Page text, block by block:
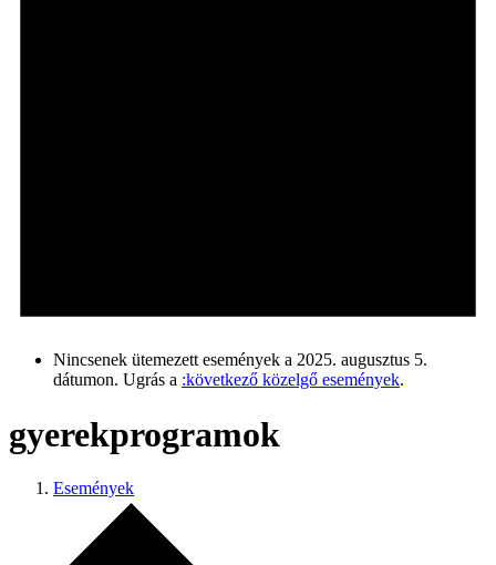
Nincsenek ütemezett események a 2025. augusztus 5.
dátumon. Ugrás a :következő közelgő események.
gyerekprogramok
Események